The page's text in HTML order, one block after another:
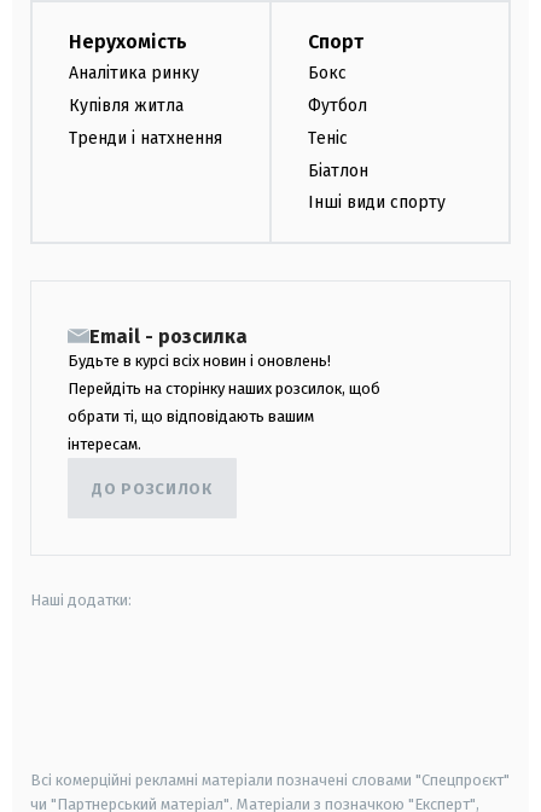
Нерухомість
Аналітика ринку
Купівля житла
Тренди і натхнення
Спорт
Бокс
Футбол
Теніс
Біатлон
Інші види спорту
Email - розсилка
Будьте в курсі всіх новин і оновлень!
Перейдіть на сторінку наших розсилок, щоб
обрати ті, що відповідають вашим
інтересам.
ДО РОЗСИЛОК
Наші додатки:
Всі комерційні рекламні матеріали позначені словами "Спецпроєкт"
чи "Партнерський матеріал". Матеріали з позначкою "Експерт",